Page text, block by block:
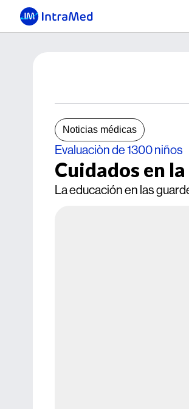
Noticias médicas
Evaluaciòn de 1300 niños
Cuidados en
La educación en las